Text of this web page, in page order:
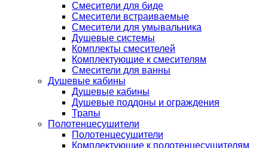
Смесители для биде
Смесители встраиваемые
Смесители для умывальника
Душевые системы
Комплекты смесителей
Комплектующие к смесителям
Смесители для ванны
Душевые кабины
Душевые кабины
Душевые поддоны и ограждения
Трапы
Полотенцесушители
Полотенцесушители
Комплектующие к полотенцесушителям